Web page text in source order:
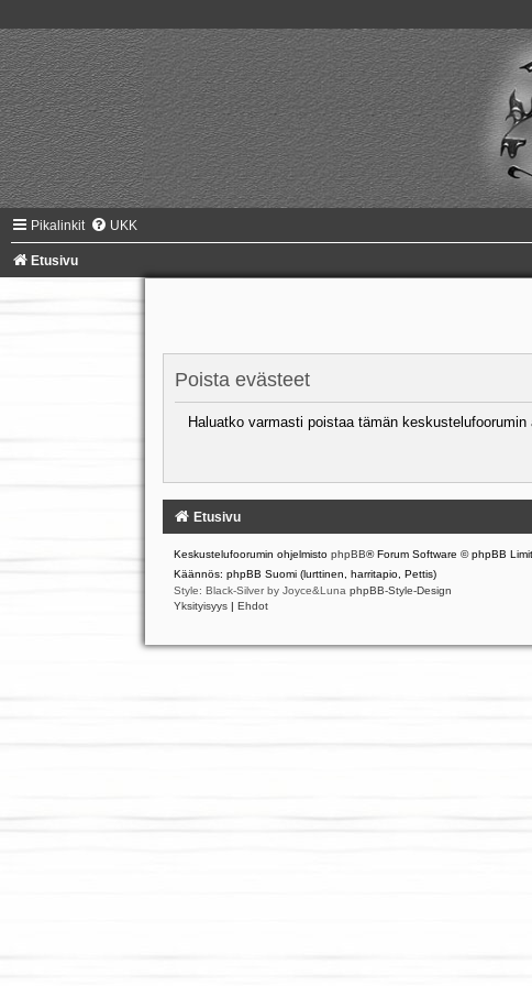
Pikalinkit UKK
Etusivu
Poista evästeet
Haluatko varmasti poistaa tämän
Etusivu
Keskustelufoorumin ohjelmisto phpBB® Forum Software © phpBB
Käännös: phpBB Suomi (lurttinen, harritapio, Pettis)
Style: Black-Silver by Joyce&Luna phpBB-Style-Design
Yksityisyys | Ehdot